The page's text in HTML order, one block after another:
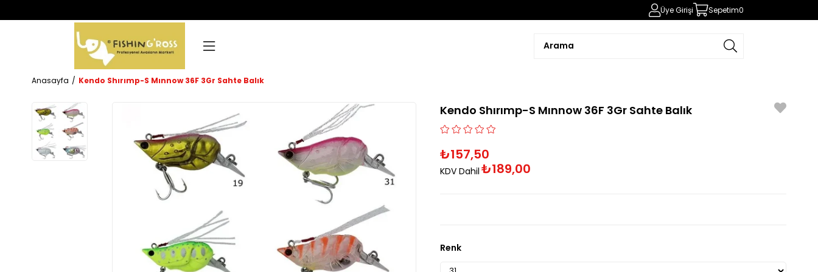
Üye Girişi Sepetim0
Anasayfa Kendo Shırımp-S Mınnow 36F 3Gr Sahte Balık
Kendo Shırımp-S Mınnow 36F 3Gr Sahte Balık
₺157,50
KDV Dahil ₺189,00
Renk